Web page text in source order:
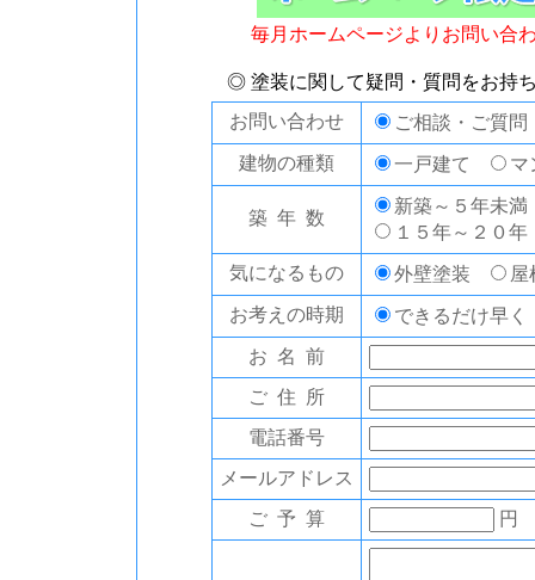
毎月ホームページよりお問い合
◎ 塗装に関して疑問・質問をお持
お問い合わせ
ご相談・ご質
建物の種類
一戸建て
築 年 数
新築～５年未
１５年～２０
気になるもの
外壁塗装
お考えの時期
できるだけ早
お 名 前
ご 住 所
電話番号
メールアドレス
ご 予 算
円